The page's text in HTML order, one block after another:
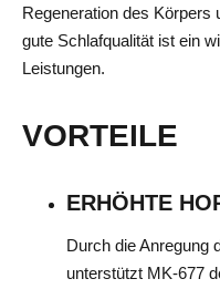
Regeneration des
gute Schlafqualität ist ein
Leistungen.
VORTEILE
ERHÖHTE
Durch die Anregung
unterstützt MK-677